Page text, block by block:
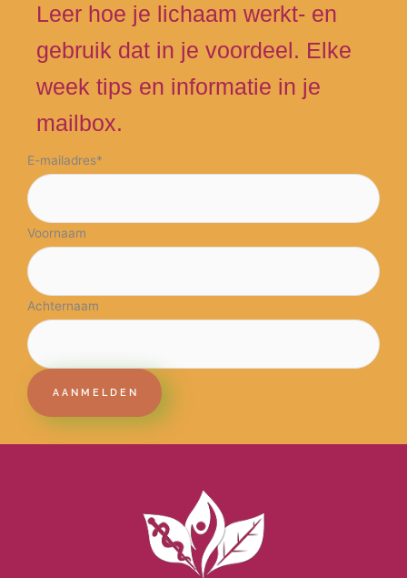
Leer hoe je lichaam werkt‐ en
gebruik dat in je voordeel. Elke
week tips en informatie in je
mailbox.
E-mailadres*
Voornaam
Achternaam
AANMELDEN